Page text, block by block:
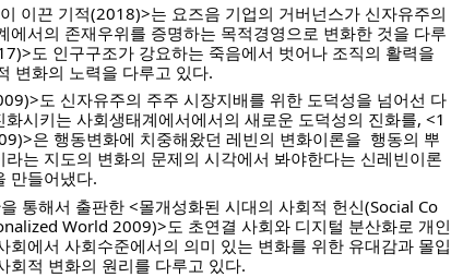
이끈 기적(2018)>는 요즈음 기업의 거버넌스가 신자유주의
에서의 존재우위를 증명하는 목적경영으로 변화한 것을 다루
도 인구구조가 강요하는 죽음에서 벗어나 조직의 활력을
변화의 노력을 다루고 있다.
도 신자유주의 주주 시장지배를 위한 도덕성을 넘어선 다
시키는 사회생태계에서에서의 새로운 도덕성의 진화를, <1
은 행동변화에 치중해왔던 레빈의 변화이론을  행동의 뿌
는 지도의 변화의 문제의 시각에서 봐야한다는 신레빈이론
만들어냈다.
통해서 출판한 <몰개성화된 시대의 사회적 헌신(Social Co
World 2009)>도 초연결 사회와 디지털 분산화로 개인
회에서 사회수준에서의 의미 있는 변화를 위한 유대감과 몰입
회적 변화의 원리를 다루고 있다.